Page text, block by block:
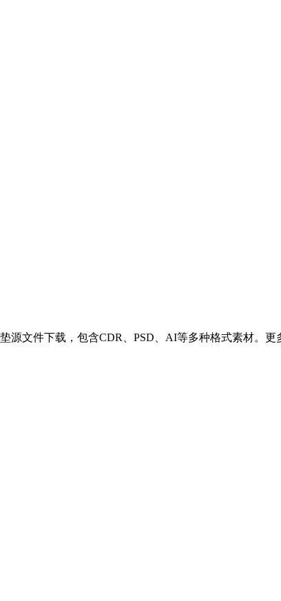
源文件下载，包含CDR、PSD、AI等多种格式素材。更